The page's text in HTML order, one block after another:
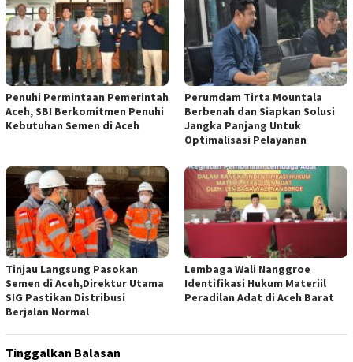
Penuhi Permintaan Pemerintah
Aceh, SBI Berkomitmen Penuhi
Kebutuhan Semen di Aceh
Perumdam Tirta Mountala
Berbenah dan Siapkan Solusi
Jangka Panjang Untuk
Optimalisasi Pelayanan
Tinjau Langsung Pasokan
Semen di Aceh,Direktur Utama
SIG Pastikan Distribusi
Berjalan Normal
Lembaga Wali Nanggroe
Identifikasi Hukum Materiil
Peradilan Adat di Aceh Barat
Tinggalkan Balasan